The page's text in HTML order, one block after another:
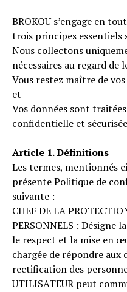
BROKOU s’engage en
trois principes essentiels
Nous collectons
nécessaires au regard de
Vous restez maître de
et
Vos données sont
confidentielle et
Article 1. Définitions
Les termes, mentionnés
présente Politique de
suivante :
CHEF DE LA
PERSONNELS : Désigne
le respect et la mise en
chargée de répondre aux
rectification des
UTILISATEUR peut